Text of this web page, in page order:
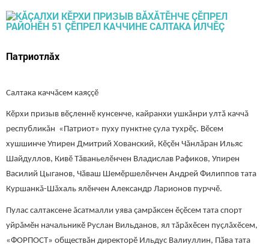
Патриотлăх
Салтака каччăсем каяççӗ
Кӗрхи призыв вӗçленнӗ кунсенче, кайранхи ушкăнри ултӑ каччă
республикăн «Патриот» пуху пунктне ҫула тухрӗç. Вӗсем
хушшинче Упирен Дмитрий Хованский, Кӗçӗн Чăнлăран Ильяс
Шайдуллов, Кивӗ Тăваньелӗнчен Владислав Рафиков, Упирен
Василий Цыганов, Чӑваш Шемӗршелӗнчен Андрей Филиппов тата
Куршанкă-Шăхаль ялӗнчен Александр Ларионов пурччӗ.
Пулас салтаксене ăсатмалли уява çамрăксен ӗçӗсем тата спорт
уйрăмӗн начальникӗ Руслан Вильданов, ял тăрăхӗсен пуçлăхӗсем,
«ФОРПОСТ» обществăн директорӗ Ильдус Валиуллин, Пӑва тата